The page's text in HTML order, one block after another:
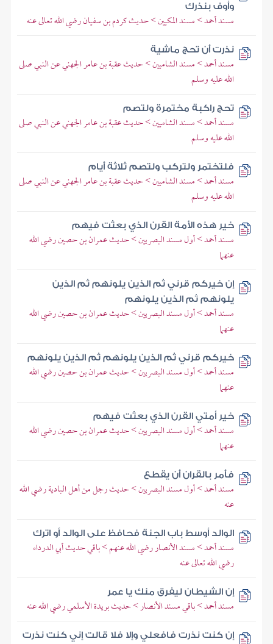
وأوف بنذرك
مسند أحمد > مسند المكيين > حديث كردم بن سفيان رضي الله تعالى عنه
نذرت أن تحج ماشية
مسند أحمد > مسند الشاميين > حديث عقبة بن عامر الجهني عن النبي صلى
الله عليه وسلم
تحج راكبة مختمرة ولتصم
مسند أحمد > مسند الشاميين > حديث عقبة بن عامر الجهني عن النبي صلى
الله عليه وسلم
فلتختمر ولتركب ولتصم ثلاثة أيام
مسند أحمد > مسند الشاميين > حديث عقبة بن عامر الجهني عن النبي صلى
الله عليه وسلم
خير هذه الأمة القرن الذي بعثت فيهم
مسند أحمد > أول مسند البصريين > حديث عمران بن حصين رضي الله
عنهما
إن خيركم قرني ثم الذين يلونهم ثم الذين
يلونهم ثم الذين يلونهم
مسند أحمد > أول مسند البصريين > حديث عمران بن حصين رضي الله
عنهما
خيركم قرني ثم الذين يلونهم ثم الذين يلونهم
مسند أحمد > أول مسند البصريين > حديث عمران بن حصين رضي الله
عنهما
خير أمتي القرن الذي بعثت فيهم
مسند أحمد > أول مسند البصريين > حديث عمران بن حصين رضي الله
عنهما
فأمر بالقران أن يقطع
مسند أحمد > أول مسند البصريين > حديث رجل من أهل البادية رضي الله
عنه
الوالد أوسط باب الجنة فحافظ على الوالد أو اترك
مسند أحمد > مسند الأنصار رضي الله عنهم > باقي حديث أبي الدرداء
رضي الله تعالى عنه
إن الشيطان ليفرق منك يا عمر
مسند أحمد > باقي مسند الأنصار > حديث بريدة الأسلمي رضي الله عنه
إن كنت نذرت فافعلي وإلا فلا قالت إني كنت نذرت